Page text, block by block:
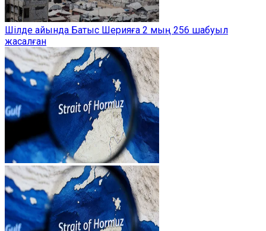
Шілде айында Батыс Шерияға 2 мың 256 шабуыл
жасалған